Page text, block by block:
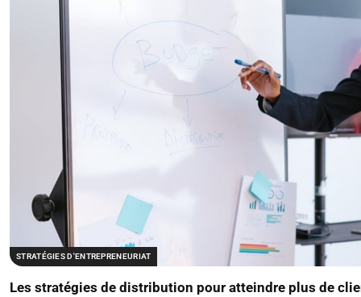
STRATÉGIES D'ENTREPRENEURIAT
Les stratégies de distribution pour atteindre plus de